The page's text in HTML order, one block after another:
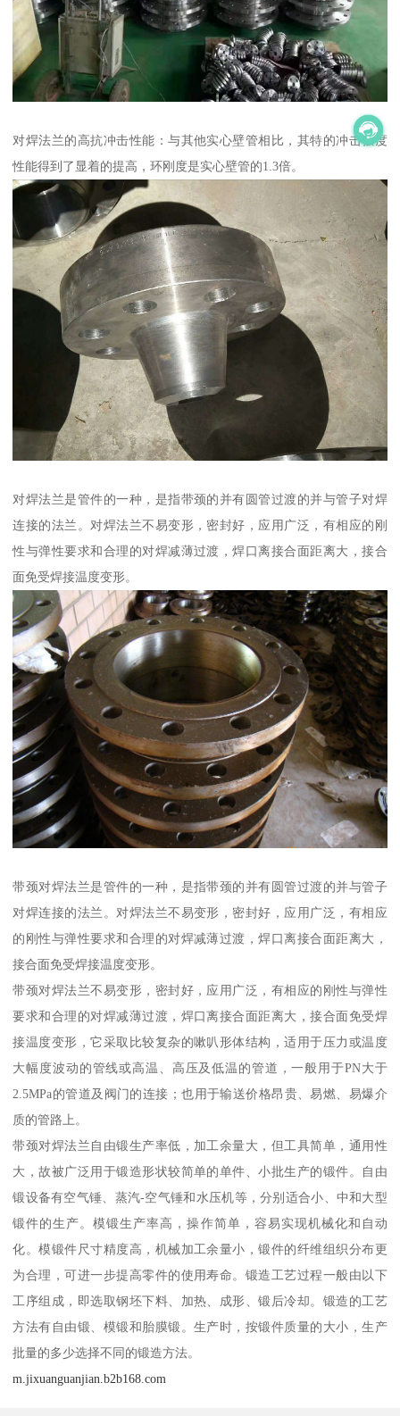
对焊法兰的高抗冲击性能：与其他实心壁管相比，其特的冲击强度
性能得到了显着的提高，环刚度是实心壁管的1.3倍。
对焊法兰是管件的一种，是指带颈的并有圆管过渡的并与管子对焊
连接的法兰。对焊法兰不易变形，密封好，应用广泛，有相应的刚
性与弹性要求和合理的对焊减薄过渡，焊口离接合面距离大，接合
面免受焊接温度变形。
带颈对焊法兰是管件的一种，是指带颈的并有圆管过渡的并与管子
对焊连接的法兰。对焊法兰不易变形，密封好，应用广泛，有相应
的刚性与弹性要求和合理的对焊减薄过渡，焊口离接合面距离大，
接合面免受焊接温度变形。
带颈对焊法兰不易变形，密封好，应用广泛，有相应的刚性与弹性
要求和合理的对焊减薄过渡，焊口离接合面距离大，接合面免受焊
接温度变形，它采取比较复杂的嗽叭形体结构，适用于压力或温度
大幅度波动的管线或高温、高压及低温的管道，一般用于PN大于
2.5MPa的管道及阀门的连接；也用于输送价格昂贵、易燃、易爆介
质的管路上。
带颈对焊法兰自由锻生产率低，加工余量大，但工具简单，通用性
大，故被广泛用于锻造形状较简单的单件、小批生产的锻件。自由
锻设备有空气锤、蒸汽-空气锤和水压机等，分别适合小、中和大型
锻件的生产。模锻生产率高，操作简单，容易实现机械化和自动
化。模锻件尺寸精度高，机械加工余量小，锻件的纤维组织分布更
为合理，可进一步提高零件的使用寿命。锻造工艺过程一般由以下
工序组成，即选取钢坯下料、加热、成形、锻后冷却。锻造的工艺
方法有自由锻、模锻和胎膜锻。生产时，按锻件质量的大小，生产
批量的多少选择不同的锻造方法。
m.jixuanguanjian.b2b168.com